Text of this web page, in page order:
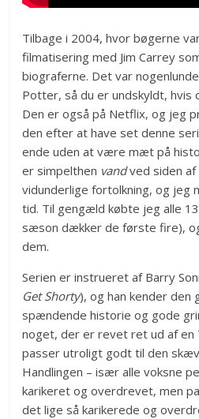
Tilbage i 2004, hvor bøgerne
filmatisering med Jim Carrey
biograferne. Det var
Potter, så du er undskyldt, hvis
Den er også på Netflix, og jeg
den efter at have set denne
ende uden at være mæt på
er simpelthen vandved siden af
vidunderlige fortolkning, og jeg
tid. Til gengæld købte jeg alle
sæson dækker de første fire),
dem.
Serien er instrueret af Barry
Get Shorty), og han kender den
spændende historie og gode
noget, der er revet ret ud af
passer utroligt godt til den
Handlingen – især alle voksne
karikeret og overdrevet, men
det lige så karikerede og